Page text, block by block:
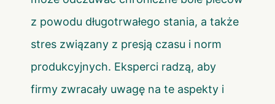
z powodu długotrwałego stania, a także
stres związany z presją czasu i norm
produkcyjnych. Eksperci radzą, aby
firmy zwracały uwagę na te aspekty i